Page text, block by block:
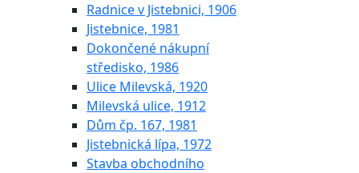
Radnice v Jistebnici, 1906
Jistebnice, 1981
Dokončené nákupní
středisko, 1986
Ulice Milevská, 1920
Milevská ulice, 1912
Dům čp. 167, 1981
Jistebnická lípa, 1972
Stavba obchodního